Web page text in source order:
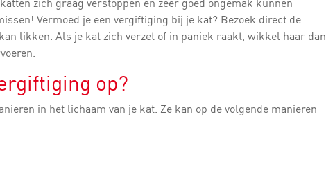
Vermoed je een vergiftiging bij je kat? Bezoek direct de
likken. Als je kat zich verzet of in paniek raakt, wikkel haar dan
op?
in het lichaam van je kat. Ze kan op de volgende manieren